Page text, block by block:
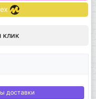
клик
доставки